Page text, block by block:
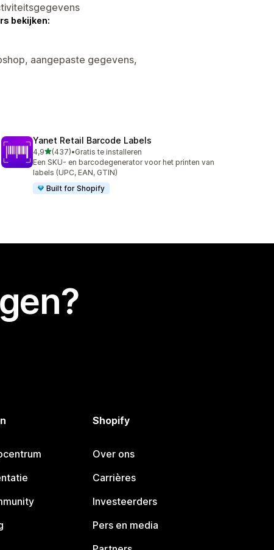
bekijken:
aangepaste gegevens,
Yanet Retail Barcode Labels
4,9van 5 sterren
(437)
437 recensies in totaal
•Gratis te installeren
Een SKU- en barcodegenerator voor het printen van
labels (UPC, EAN, GTIN)
Built for Shopify
Shopify
Over ons
Carrières
Investeerders
Pers en media